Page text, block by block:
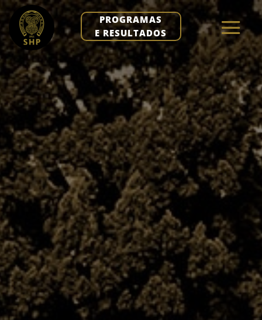
PROGRAMAS
E RESULTADOS